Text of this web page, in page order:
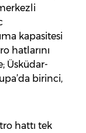
kapasitesi
hatlarını
Üsküdar-
birinci,
hattı tek